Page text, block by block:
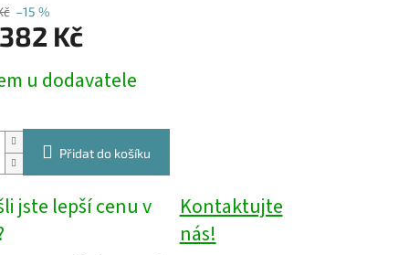
–15 %
Kč
u dodavatele
Přidat do košíku
jste lepší cenu v
Kontaktujte
nás!